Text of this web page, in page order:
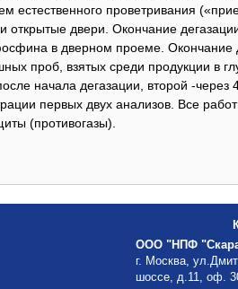
естественного проветривания
открытые двери. Окончание
в дверном проеме. Окончание
проб, взятых среди продукции в
начала дегазации, второй -
первых двух анализов. Все
(противогазы).
ООО "НПФ
г. Москва,
шоссе, д.11, оф.